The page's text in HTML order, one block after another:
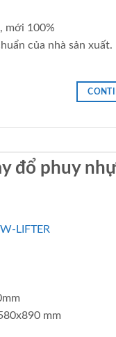
mới 100%
của nhà sản xuất.
đổ phuy
mm